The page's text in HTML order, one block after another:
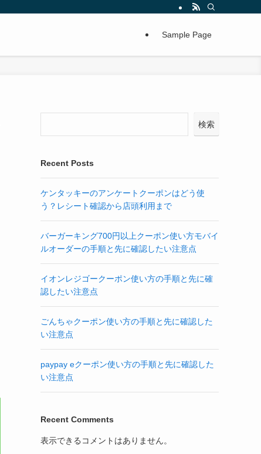
Sample Page
検索
Recent Posts
ケンタッキーのアンケートクーポンはどう使
う？レシート確認から店頭利用まで
バーガーキング700円以上クーポン使い方モバイ
ルオーダーの手順と先に確認したい注意点
イオンレジゴークーポン使い方の手順と先に確
認したい注意点
ごんちゃクーポン使い方の手順と先に確認した
い注意点
paypay eクーポン使い方の手順と先に確認した
い注意点
Recent Comments
表示できるコメントはありません。